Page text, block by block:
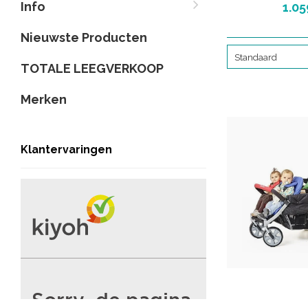
Info
Nieuwste Producten
TOTALE LEEGVERKOOP
Merken
Klantervaringen
+ NU
Altijd de
Ideaal voor
Standaard